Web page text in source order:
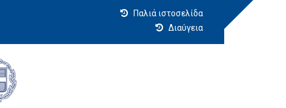
Παλιά ιστοσελίδα
Διαύγεια